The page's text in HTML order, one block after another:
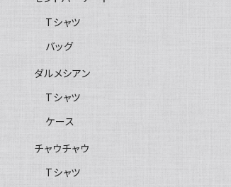
Tシャツ
バッグ
ダルメシアン
Tシャツ
ケース
チャウチャウ
Tシャツ